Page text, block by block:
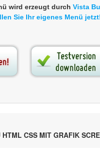
wird erzeugt durch Vista
Sie Ihr eigenes Menü
CSS MIT GRAFIK